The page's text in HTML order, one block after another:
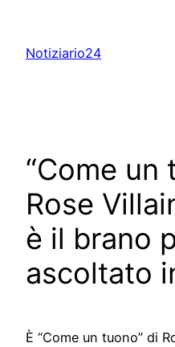
content
Notiziario24
“Come un
Rose
è il brano
ascoltato
È “Come un tuono” di